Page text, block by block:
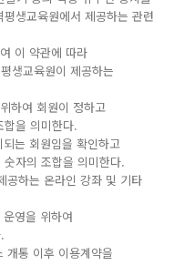
생교육원에서 제공하는 관련
이 약관에 따라
생교육원이 제공하는
하여 회원이 정하고
합을 의미한다.
는 회원임을 확인하고
자의 조합을 의미한다.
공하는 온라인 강좌 및 기타
영을 위하여
개통 이후 이용계약을